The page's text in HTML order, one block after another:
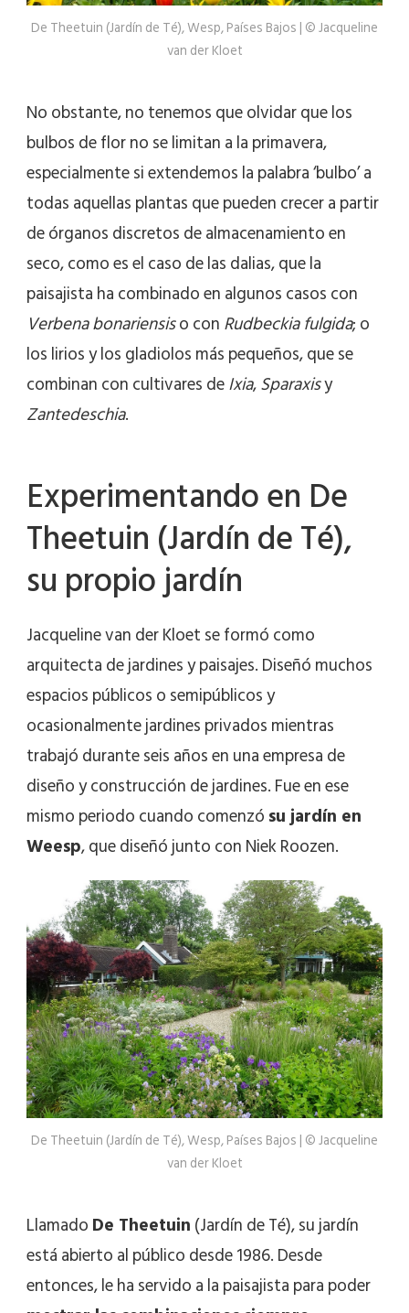
De Theetuin (Jardín de Té), Wesp, Países Bajos | © Jacqueline
van der Kloet
No obstante, no tenemos que olvidar que los
bulbos de flor no se limitan a la primavera,
especialmente si extendemos la palabra ‘bulbo’ a
todas aquellas plantas que pueden crecer a partir
de órganos discretos de almacenamiento en
seco, como es el caso de las dalias, que la
paisajista ha combinado en algunos casos con
Verbena bonariensiso conRudbeckia fulgida; o
los lirios y los gladiolos más pequeños, que se
combinan con cultivares deIxia,Sparaxisy
Zantedeschia.
Experimentando en De
Theetuin (Jardín de Té),
su propio jardín
Jacqueline van der Kloet se formó como
arquitecta de jardines y paisajes. Diseñó muchos
espacios públicos o semipúblicos y
ocasionalmente jardines privados mientras
trabajó durante seis años en una empresa de
diseño y construcción de jardines. Fue en ese
mismo periodo cuando comenzósu jardín en
Weesp, que diseñó junto con Niek Roozen.
De Theetuin (Jardín de Té), Wesp, Países Bajos | © Jacqueline
van der Kloet
LlamadoDe Theetuin(Jardín de Té), su jardín
está abierto al público desde 1986. Desde
entonces, le ha servido a la paisajista para poder